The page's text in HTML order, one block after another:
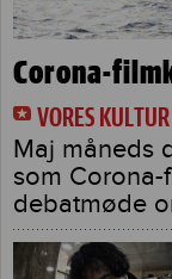
Corona-
VORES KULTUR
Maj måneds
som
debatmøde